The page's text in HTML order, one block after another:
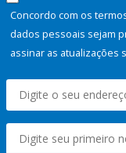
Concordo com os
dados pessoais sejam
assinar as atualizações